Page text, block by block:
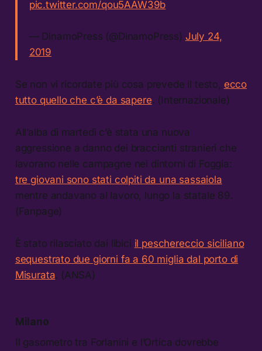
pic.twitter.com/qou5AAW39b
— DinamoPress (@DinamoPress) July 24,
2019
Se non vi ricordate più cosa prevede il testo, ecco
tutto quello che cʼè da sapere. (Internazionale)
Allʼalba di martedì cʼè stata una nuova
aggressione a danno dei braccianti stranieri che
lavorano nelle campagne nei dintorni di Foggia:
tre giovani sono stati colpiti da una sassaiola
mentre andavano al lavoro, lungo la statale 89.
(Fanpage)
È stato rilasciato dai libici il peschereccio siciliano
sequestrato due giorni fa a 60 miglia dal porto di
Misurata. (ANSA)
Milano
Il gasometro tra Forlanini e lʼOrtica dovrebbe